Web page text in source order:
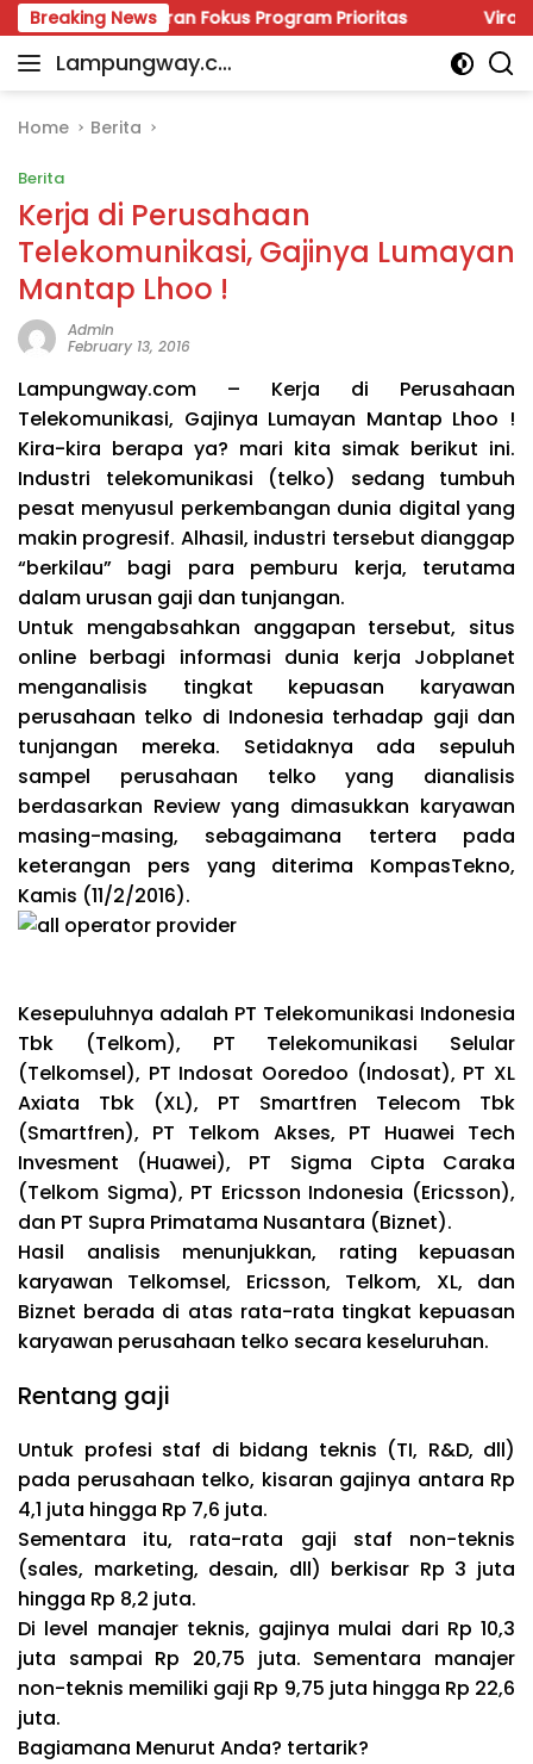
Skip
to
content
Breaking News
Anggaran Fokus Program Prioritas Viral Polemik
Lampungway.co
Portal
Daerah
Terpercaya
dan
Terupdate
Home Berita
Berita
Kerja di Perusahaan
Telekomunikasi, Gajinya Lumayan
Mantap Lhoo !
Admin
February 13, 2016
Lampungway.com – Kerja di Perusahaan
Telekomunikasi, Gajinya Lumayan Mantap Lhoo !
Kira-kira berapa ya? mari kita simak berikut ini.
Industri telekomunikasi (telko) sedang tumbuh
pesat menyusul perkembangan dunia digital yang
makin progresif. Alhasil, industri tersebut dianggap
“berkilau” bagi para pemburu kerja, terutama
dalam urusan gaji dan tunjangan.
Untuk mengabsahkan anggapan tersebut, situs
online berbagi informasi dunia kerja Jobplanet
menganalisis tingkat kepuasan karyawan
perusahaan telko di Indonesia terhadap gaji dan
tunjangan mereka. Setidaknya ada sepuluh
sampel perusahaan telko yang dianalisis
berdasarkan Review yang dimasukkan karyawan
masing-masing, sebagaimana tertera pada
keterangan pers yang diterima KompasTekno,
Kamis (11/2/2016).
Kesepuluhnya adalah PT Telekomunikasi Indonesia
Tbk (Telkom), PT Telekomunikasi Selular
(Telkomsel), PT Indosat Ooredoo (Indosat), PT XL
Axiata Tbk (XL), PT Smartfren Telecom Tbk
(Smartfren), PT Telkom Akses, PT Huawei Tech
Invesment (Huawei), PT Sigma Cipta Caraka
(Telkom Sigma), PT Ericsson Indonesia (Ericsson),
dan PT Supra Primatama Nusantara (Biznet).
Hasil analisis menunjukkan, rating kepuasan
karyawan Telkomsel, Ericsson, Telkom, XL, dan
Biznet berada di atas rata-rata tingkat kepuasan
karyawan perusahaan telko secara keseluruhan.
Rentang gaji
Untuk profesi staf di bidang teknis (TI, R&D, dll)
pada perusahaan telko, kisaran gajinya antara Rp
4,1 juta hingga Rp 7,6 juta.
Sementara itu, rata-rata gaji staf non-teknis
(sales, marketing, desain, dll) berkisar Rp 3 juta
hingga Rp 8,2 juta.
Di level manajer teknis, gajinya mulai dari Rp 10,3
juta sampai Rp 20,75 juta. Sementara manajer
non-teknis memiliki gaji Rp 9,75 juta hingga Rp 22,6
juta.
Bagiamana Menurut Anda? tertarik?